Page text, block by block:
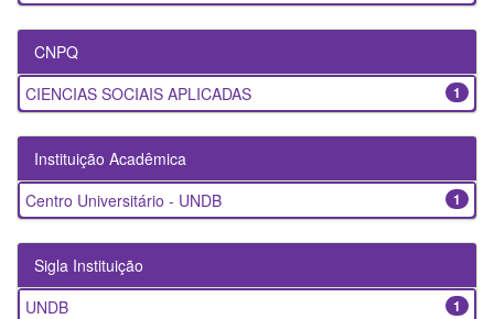
CNPQ
1
CIENCIAS SOCIAIS APLICADAS
Instituição Acadêmica
1
Centro Universitário - UNDB
Sigla Instituição
1
UNDB